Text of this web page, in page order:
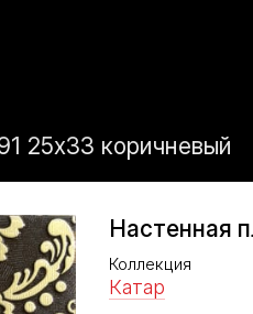
25х33 коричневый
Настенная
Коллекция
Катар